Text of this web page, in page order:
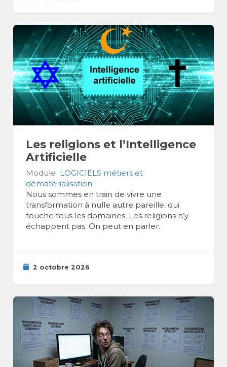
Les religions et l’Intelligence
Artificielle
Module LOGICIELS métiers et
dématérialisation
Nous sommes en train de vivre une
transformation à nulle autre pareille, qui
touche tous les domaines. Les religions n’y
échappent pas. On peut en parler.
2 octobre 2026